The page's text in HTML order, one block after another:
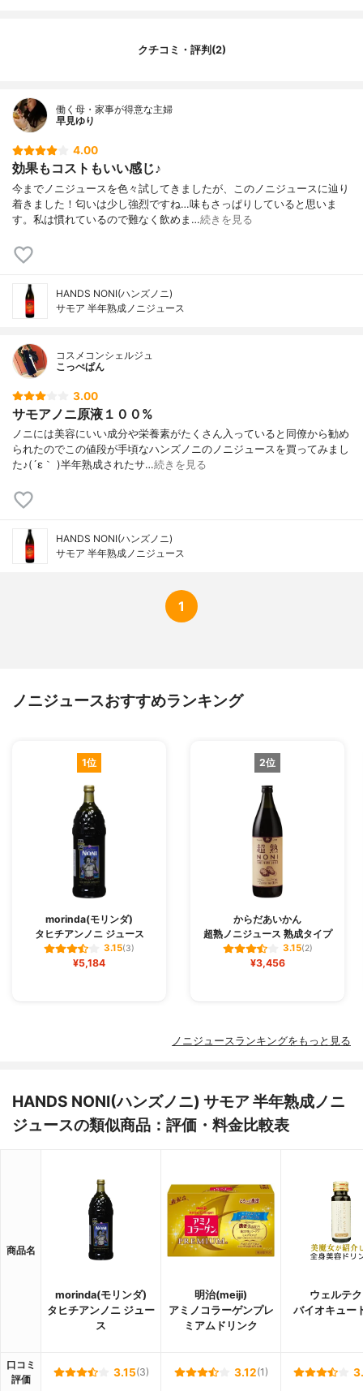
クチコミ・評判(2)
働く母・家事が得意な主婦
早見ゆり
4.00
効果もコストもいい感じ♪
今までノニジュースを色々試してきましたが、このノニジュースに辿り
着きました！匂いは少し強烈ですね…味もさっぱりしていると思いま
す。私は慣れているので難なく飲めま…続きを見る
HANDS NONI(ハンズノニ)
サモア 半年熟成ノニジュース
コスメコンシェルジュ
こっぺぱん
3.00
サモアノニ原液１００%
ノニには美容にいい成分や栄養素がたくさん入っていると同僚から勧め
られたのでこの値段が手頃なハンズノニのノニジュースを買ってみまし
た♪(´ε｀ )半年熟成されたサ…続きを見る
HANDS NONI(ハンズノニ)
サモア 半年熟成ノニジュース
1
ノニジュースおすすめランキング
1位
morinda(モリンダ)
タヒチアンノニ ジュース
3.15(3)
¥5,184
2位
からだあいかん
超熟ノニジュース 熟成タイプ
3.15(2)
¥3,456
ノニジュースランキングをもっと見る
HANDS NONI(ハンズノニ) サモア 半年熟成ノニ
ジュースの類似商品：評価・料金比較表
商品名
morinda(モリンダ)
タヒチアンノニ ジュー
ス
明治(meiji)
アミノコラーゲンプレ
ミアムドリンク
ウェルテ
バイオキュー
口コミ
評価
3.15(3) 3.12(1)